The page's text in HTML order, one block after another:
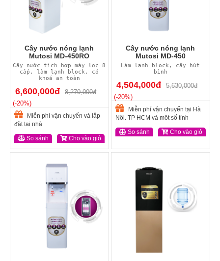
Cây nước nóng lạnh
Mutosi MD-450RO
Cây nước tích hợp máy lọc 8
cấp, làm lạnh block, có
khoá an toàn
6,600,000đ
8,270,000đ
(-20%)
Miễn phí vận chuyển và lắp
đặt tại nhà
So sánh Cho vào giỏ
Cây nước nóng lạnh
Mutosi MD-450
Làm lạnh block, cây hút
bình
4,504,000đ
5,630,000đ
(-20%)
Miễn phí vận chuyển tại Hà
Nội, TP HCM và một số tỉnh
So sánh Cho vào giỏ